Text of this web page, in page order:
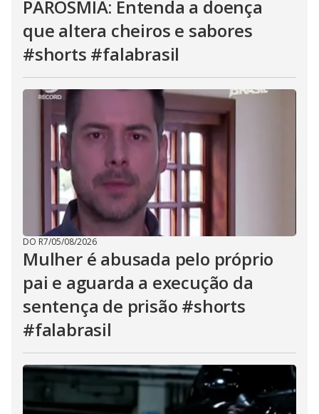
PAROSMIA: Entenda a doença
que altera cheiros e sabores
#shorts #falabrasil
DO R7/05/08/2026
Mulher é abusada pelo próprio
pai e aguarda a execução da
sentença de prisão #shorts
#falabrasil